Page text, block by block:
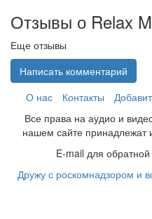
Отзывы о Relax
Еще отзывы
Написать комментарий
О нас
Контакты
Все права на аудио и
нашем сайте принадлежат
E-mail для
Дружу с роскомнадзором и